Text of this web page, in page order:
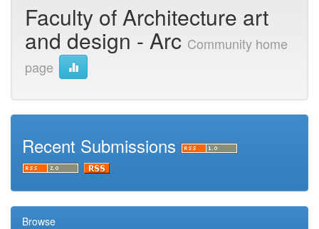
Faculty of Architecture art
and design - Arc Community home
page
Recent Submissions
Browse